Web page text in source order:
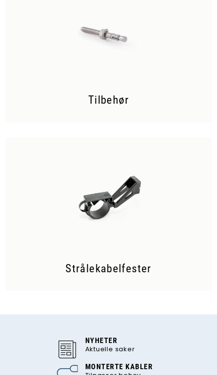
Tilbehør
Strålekabelfester
NYHETER
Aktuelle saker
MONTERTE KABLER